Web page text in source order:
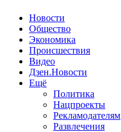
Новости
Общество
Экономика
Происшествия
Видео
Дзен.Новости
Ещё
Политика
Нацпроекты
Рекламодателям
Развлечения